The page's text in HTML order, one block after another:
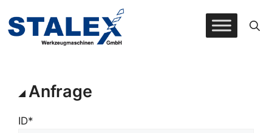
Inhalt
springen
Anfrage
ID*